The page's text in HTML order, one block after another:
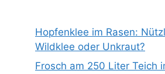
Hopfenklee im Rasen:
Wildklee oder Unkraut?
Frosch am 250 Liter Teich